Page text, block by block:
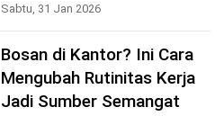
Sabtu, 31 Jan 2026
Bosan di Kantor? Ini Cara
Mengubah Rutinitas Kerja
Jadi Sumber Semangat